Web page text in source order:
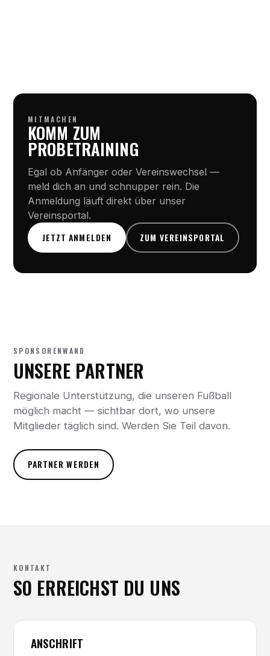
MITMACHEN
KOMM ZUM
PROBETRAINING
Egal ob Anfänger oder Vereinswechsel —
meld dich an und schnupper rein. Die
Anmeldung läuft direkt über unser
Vereinsportal.
JETZT ANMELDEN
ZUM VEREINSPORTAL
SPONSORENWAND
UNSERE PARTNER
Regionale Unterstützung, die unseren Fußball
möglich macht — sichtbar dort, wo unsere
Mitglieder täglich sind. Werden Sie Teil davon.
PARTNER WERDEN
KONTAKT
SO ERREICHST DU UNS
ANSCHRIFT